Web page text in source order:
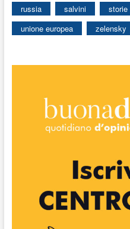
russia
salvini storie
unione europea
zelensky